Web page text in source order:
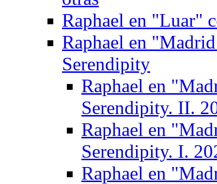
Raphael en "Luar"
Raphael en
Serendipity
Raphael en
Serendipity. II.
Raphael en
Serendipity. I.
Raphael en